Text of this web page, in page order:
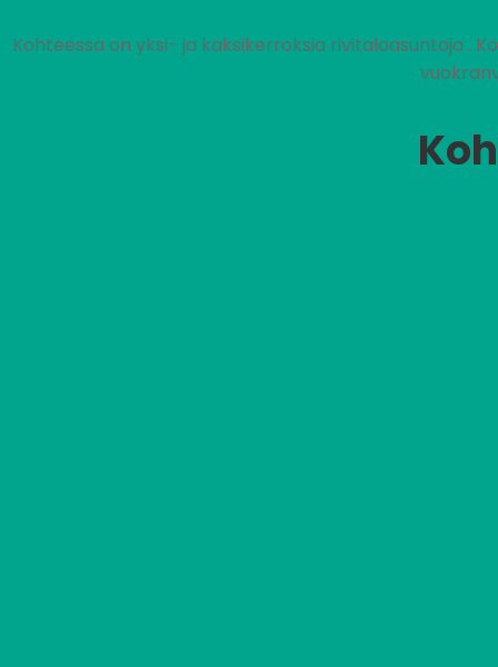
Kohteessa on yksi- ja kaksikerroksia rivitaloasuntoja .